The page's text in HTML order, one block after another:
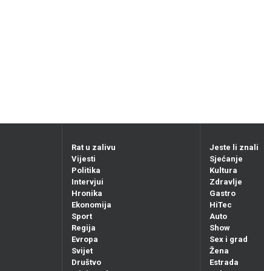
Rat u zalivu
Vijesti
Politika
Intervjui
Hronika
Ekonomija
Sport
Regija
Evropa
Svijet
Društvo
Jeste li znali
Sjećanje
Kultura
Zdravlje
Gastro
HiTec
Auto
Show
Sex i grad
Žena
Estrada